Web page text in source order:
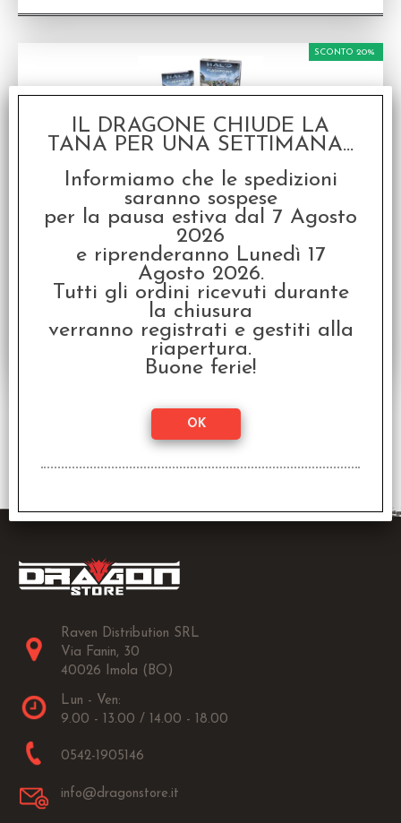
Halo Flashpoint - The Tactical Miniatures Game -
RECON Edition
Gioco da tavolo in Inglese
Disponibilità: DISPONIBILE
Prezzo:€ 79,99
SCONTO 20%
€63,99
3 risultati trovati (50 per pagina - 1 in totale)
Raven Distribution SRL
Via Fanin, 30
40026 Imola (BO)
Lun - Ven:
9.00 - 13.00 / 14.00 - 18.00
0542-1905146
info@dragonstore.it
IL DRAGONE CHIUDE LA
TANA PER UNA SETTIMANA...
Informiamo che le spedizioni
saranno sospese
per la pausa estiva dal 7 Agosto
2026
e riprenderanno Lunedì 17
Agosto 2026.
Tutti gli ordini ricevuti durante
la chiusura
verranno registrati e gestiti alla
riapertura.
Buone ferie!